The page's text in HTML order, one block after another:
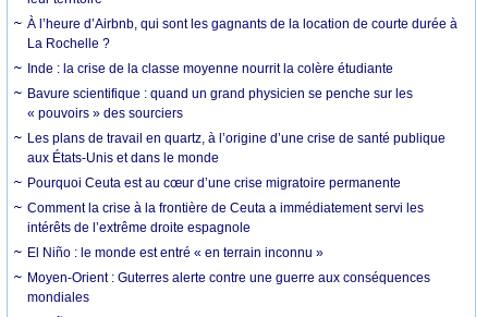
À l’heure d’Airbnb, qui sont les gagnants de la location de courte durée à
La Rochelle ?
Inde : la crise de la classe moyenne nourrit la colère étudiante
Bavure scientifique : quand un grand physicien se penche sur les
« pouvoirs » des sourciers
Les plans de travail en quartz, à l’origine d’une crise de santé publique
aux États-Unis et dans le monde
Pourquoi Ceuta est au cœur d’une crise migratoire permanente
Comment la crise à la frontière de Ceuta a immédiatement servi les
intérêts de l’extrême droite espagnole
El Niño : le monde est entré « en terrain inconnu »
Moyen-Orient : Guterres alerte contre une guerre aux conséquences
mondiales